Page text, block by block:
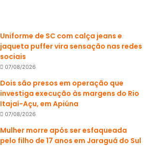
Uniforme de SC com calça jeans e
jaqueta puffer vira sensação nas redes
sociais
07/08/2026
Dois são presos em operação que
investiga execução às margens do Rio
Itajaí-Açu, em Apiúna
07/08/2026
Mulher morre após ser esfaqueada
pelo filho de 17 anos em Jaraguá do Sul